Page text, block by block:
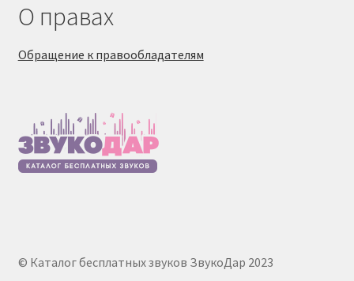
О правах
Обращение к правообладателям
© Каталог бесплатных звуков ЗвукоДар 2023